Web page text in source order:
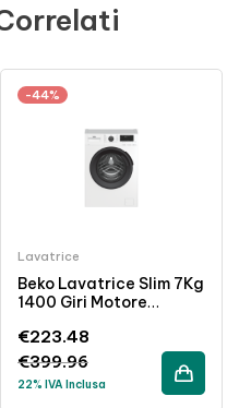
-44%
Lavatrice
Beko Lavatrice Slim 7Kg
1400 Giri Motore
Bianca
€399.96
€223.48
22% IVA Inclusa